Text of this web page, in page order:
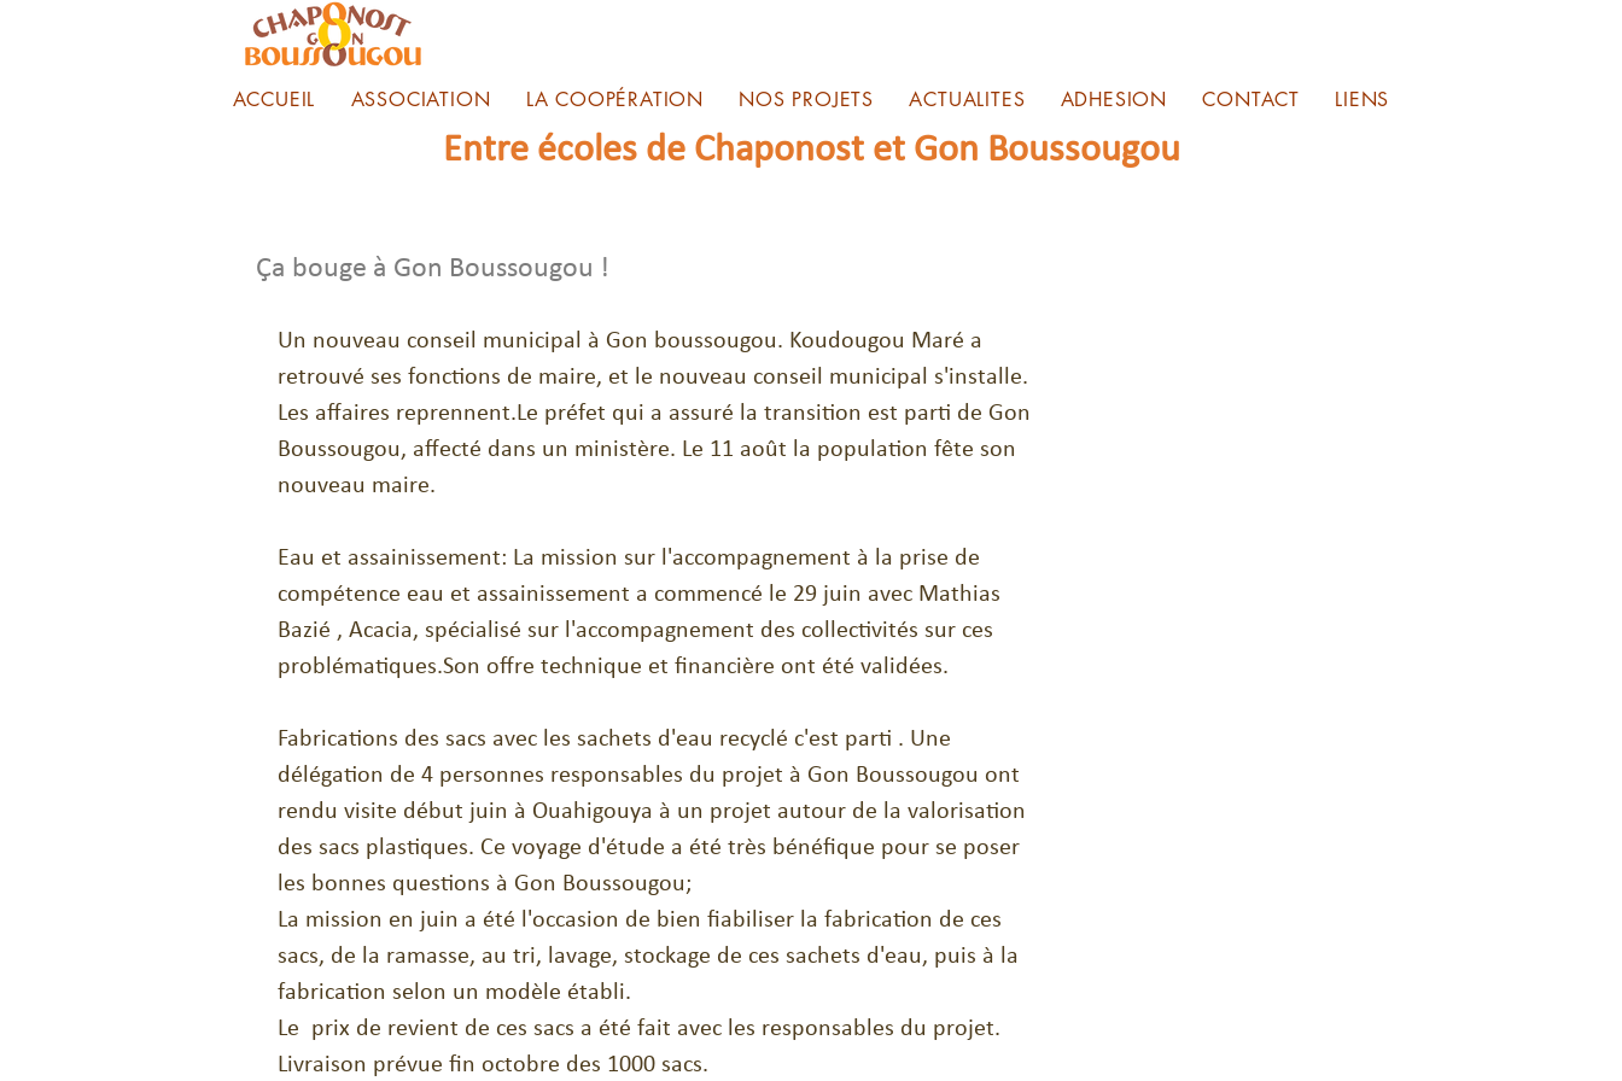
ACCUEIL ASSOCIATION LA COOPÉRATION NOS PROJETS ACTUALITES ADHESION CONTACT LIENS
Entre écoles de Chaponost et Gon Boussougou
Ça bouge à Gon Boussougou !
Un nouveau conseil municipal à Gon boussougou. Koudougou Maré a
retrouvé ses fonctions de maire, et le nouveau conseil municipal s'installe.
Les affaires reprennent.Le préfet qui a assuré la transition est parti de Gon
Boussougou, affecté dans un ministère. Le 11 août la population fête son
nouveau maire.
Eau et assainissement: La mission sur l'accompagnement à la prise de
compétence eau et assainissement a commencé le 29 juin avec Mathias
Bazié , Acacia, spécialisé sur l'accompagnement des collectivités sur ces
problématiques.Son offre technique et financière ont été validées.
Fabrications des sacs avec les sachets d'eau recyclé c'est parti . Une
délégation de 4 personnes responsables du projet à Gon Boussougou ont
rendu visite début juin à Ouahigouya à un projet autour de la valorisation
des sacs plastiques. Ce voyage d'étude a été très bénéfique pour se poser
les bonnes questions à Gon Boussougou;
La mission en juin a été l'occasion de bien fiabiliser la fabrication de ces
sacs, de la ramasse, au tri, lavage, stockage de ces sachets d'eau, puis à la
fabrication selon un modèle établi.
Le  prix de revient de ces sacs a été fait avec les responsables du projet.
Livraison prévue fin octobre des 1000 sacs.